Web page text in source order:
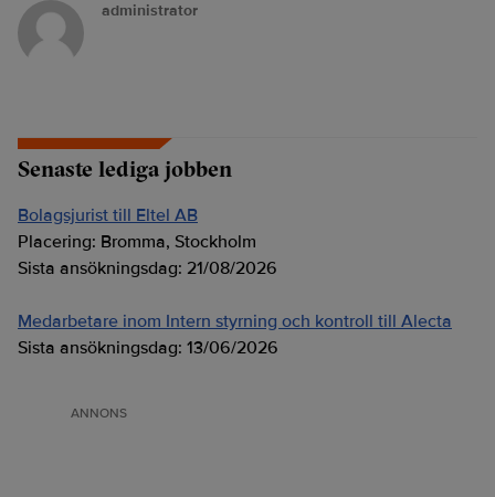
administrator
Senaste lediga jobben
Bolagsjurist till Eltel AB
Placering: Bromma, Stockholm
Sista ansökningsdag: 21/08/2026
Medarbetare inom Intern styrning och kontroll till Alecta
Sista ansökningsdag: 13/06/2026
ANNONS